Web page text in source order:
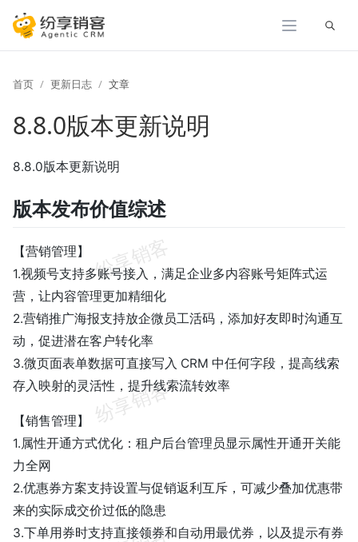
展开
首页 更新日志 文章
8.8.0版本更新说明
8.8.0版本更新说明
版本发布价值综述
【营销管理】
1.视频号支持多账号接入，满足企业多内容账号矩阵式运
营，让内容管理更加精细化
2.‍营销推广海报支持放企微员工活码，添加好友即时沟通互
动，促进潜在客户转化率
3.微页面表单数据可直接写入 CRM 中任何字段，提高线索
存入映射的灵活性，提升线索流转效率
【销售管理】
1.属性开通方式优化：租户后台管理员显示属性开通开关能
力全网
2.优惠券方案支持设置与促销返利互斥，可减少叠加优惠带
来的实际成交价过低的隐患
3.下单用券时支持直接领券和自动用最优券，以及提示有券